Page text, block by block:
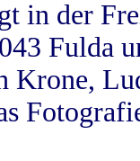
in der
Fulda
Krone,